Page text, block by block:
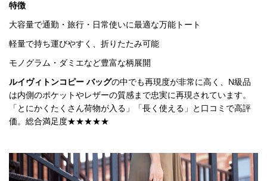
新
製
品
お
す
す
特徴
大容量で通勤・旅行・日常使いに最適な万能トート
軽量で持ち運びやすく、折りたたみ可能
モノグラム・ダミエなど豊富な柄展開
ルイヴィトンコピー バッグの中でも再現度が非常に高く、N級品
は内側のポケットやレザーの質感まで忠実に再現されています。
「とにかくたくさん荷物が入る」「長く使える」と口コミで高評
価。総合満足度★★★★★